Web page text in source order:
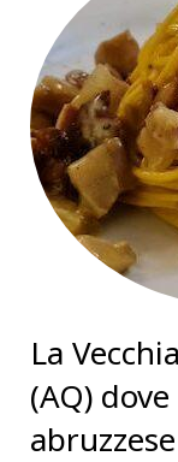
cosa CUCINARE
dove ANDARE
Punti di vista e
Contatti
La
(AQ)